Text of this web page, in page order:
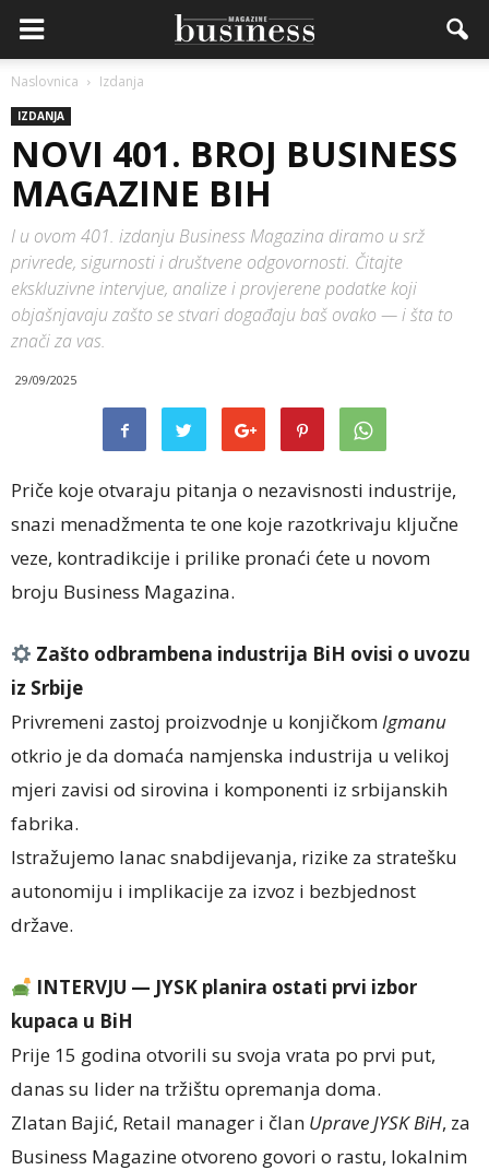
Naslovnica Izdanja
IZDANJA
NOVI 401. BROJ BUSINESS
MAGAZINE BIH
I u ovom 401. izdanju Business Magazina diramo u srž
privrede, sigurnosti i društvene odgovornosti. Čitajte
ekskluzivne intervjue, analize i provjerene podatke koji
objašnjavaju zašto se stvari događaju baš ovako — i šta to
znači za vas.
29/09/2025
Priče koje otvaraju pitanja o nezavisnosti industrije,
snazi menadžmenta te one koje razotkrivaju ključne
veze, kontradikcije i prilike pronaći ćete u novom
broju Business Magazina.
Zašto odbrambena industrija BiH ovisi o uvozu
iz Srbije
Privremeni zastoj proizvodnje u konjičkomIgmanu
otkrio je da domaća namjenska industrija u velikoj
mjeri zavisi od sirovina i komponenti iz srbijanskih
fabrika.
Istražujemo lanac snabdijevanja, rizike za stratešku
autonomiju i implikacije za izvoz i bezbjednost
države.
INTERVJU — JYSK planira ostati prvi izbor
kupaca u BiH
Prije 15 godina otvorili su svoja vrata po prvi put,
danas su lider na tržištu opremanja doma.
Zlatan Bajić, Retail manager i član Uprave JYSK BiH, za
Business Magazine otvoreno govori o rastu, lokalnim